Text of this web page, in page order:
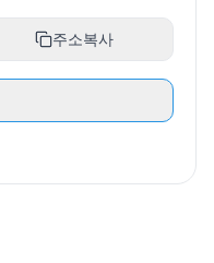
주소복사